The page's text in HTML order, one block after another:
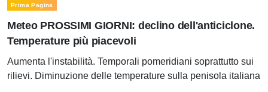
Prima Pagina
Meteo PROSSIMI GIORNI: declino dell'anticiclone.
Temperature più piacevoli
Aumenta l'instabilità. Temporali pomeridiani soprattutto sui
rilievi. Diminuzione delle temperature sulla penisola italiana